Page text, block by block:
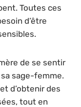
Toutes ces
d’être
de se sentir
sa sage-femme.
d’obtenir des
tout en